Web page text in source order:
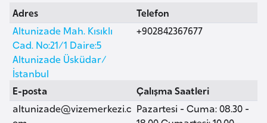
e
İ
ş
m
l
Adres
Altunizade Mah. Kısıklı
Cad. No:21/1 Daire:5
Altunizade Üsküdar/
İstanbul
Telefon
+902842367677
E-posta
altunizade@vizemerkezi.c
Çalışma Saatleri
Pazartesi - Cuma: 08.30 -
v
u
s
t
u
r
y